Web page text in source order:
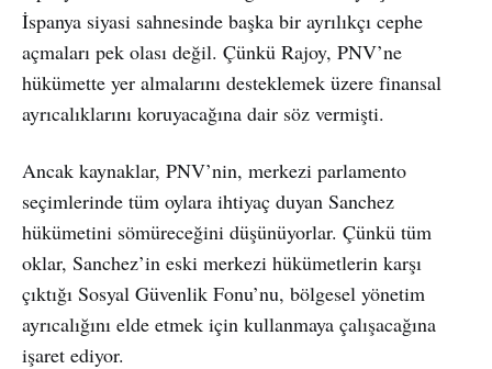
İspanya siyasi sahnesinde başka bir ayrılıkçı cephe
açmaları pek olası değil. Çünkü Rajoy, PNV’ne
hükümette yer almalarını desteklemek üzere finansal
ayrıcalıklarını koruyacağına dair söz vermişti.
Ancak kaynaklar, PNV’nin, merkezi parlamento
seçimlerinde tüm oylara ihtiyaç duyan Sanchez
hükümetini sömüreceğini düşünüyorlar. Çünkü tüm
oklar, Sanchez’in eski merkezi hükümetlerin karşı
çıktığı Sosyal Güvenlik Fonu’nu, bölgesel yönetim
ayrıcalığını elde etmek için kullanmaya çalışacağına
işaret ediyor.